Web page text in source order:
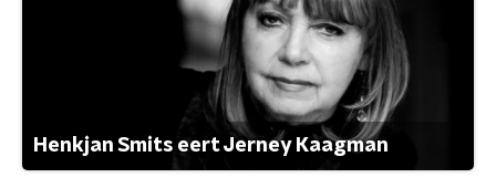
Henkjan Smits eert Jerney Kaagman